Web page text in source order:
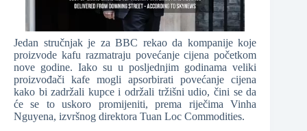
Jedan stručnjak je za BBC rekao da kompanije koje
proizvode kafu razmatraju povećanje cijena početkom
nove godine. Iako su u posljednjim godinama veliki
proizvođači kafe mogli apsorbirati povećanje cijena
kako bi zadržali kupce i održali tržišni udio, čini se da
će se to uskoro promijeniti, prema riječima Vinha
Nguyena, izvršnog direktora Tuan Loc Commodities.